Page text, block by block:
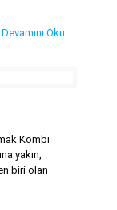
Devamını Oku
Kombi
yakın,
biri olan